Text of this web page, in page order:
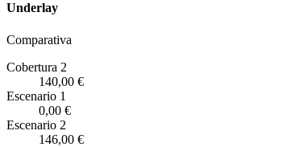
Underlay
Comparativa
Cobertura 2
140,00 €
Escenario 1
0,00 €
Escenario 2
146,00 €